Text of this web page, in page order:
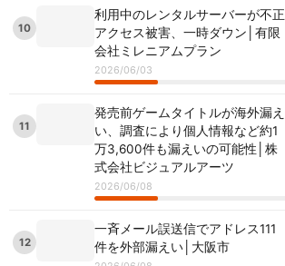
10
利用中のレンタルサーバーが不正
アクセス被害、一時ダウン│有限
会社ミレニアムプラン
2026/06/03
11
発売前ゲームタイトルが海外漏え
い、調査により個人情報など約1
万3,600件も漏えいの可能性│株
式会社ビジュアルアーツ
2026/06/08
12
一斉メール誤送信でアドレス111
件を外部漏えい│大阪市